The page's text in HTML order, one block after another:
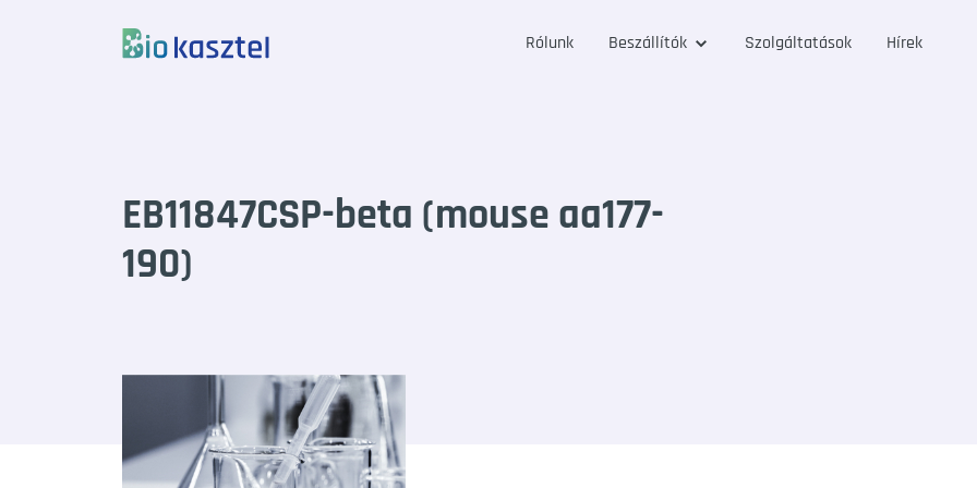
Rólunk Beszállítók Szolgáltatások Hírek
EB11847CSP-beta (mouse aa177-
190)